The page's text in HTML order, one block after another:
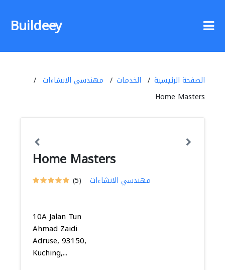
Buildeey
الصفحة الرئيسية الخدمات
مهندسي الانشاءات
Home Masters
Home Masters
(5) مهندسي الانشاءات
10A Jalan Tun
Ahmad Zaidi
Adruse, 93150,
Kuching,...